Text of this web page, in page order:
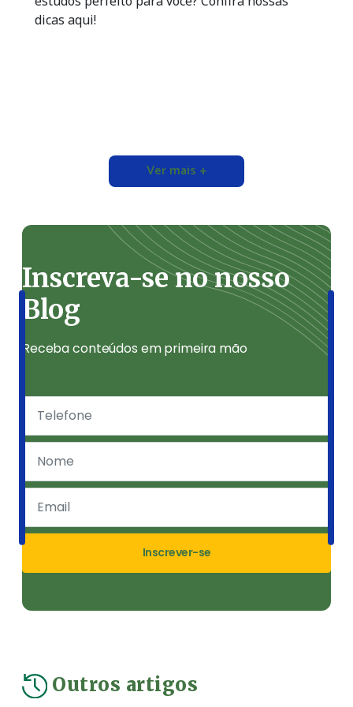
dicas aqui!
Ver mais +
Inscreva-se no nosso
Blog
Receba conteúdos em primeira mão
Inscrever-se
Outros artigos